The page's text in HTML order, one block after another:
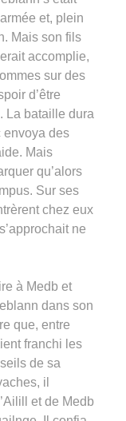
et, plein
Mais son fils
accomplie,
sur des
d’être
La bataille dura
envoya des
Mais
qu’alors
Sur ses
chez eux
ne
à Medb et
dans son
que, entre
franchi les
de sa
il
et de Medb